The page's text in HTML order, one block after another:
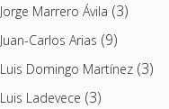
Jorge Marrero Ávila (3)
Juan-Carlos Arias (9)
Luis Domingo Martínez(3)
Luis Ladevece (3)